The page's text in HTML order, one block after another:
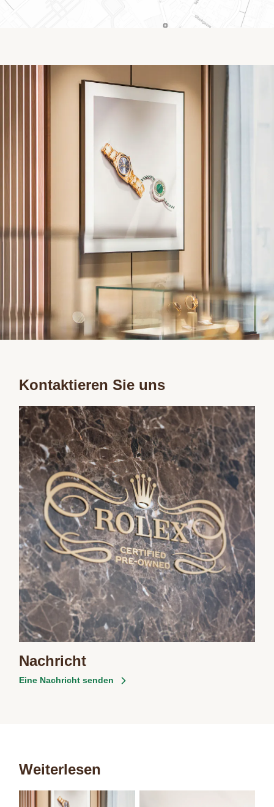
Kontaktieren Sie uns
Nachricht
Eine Nachricht senden
Weiterlesen